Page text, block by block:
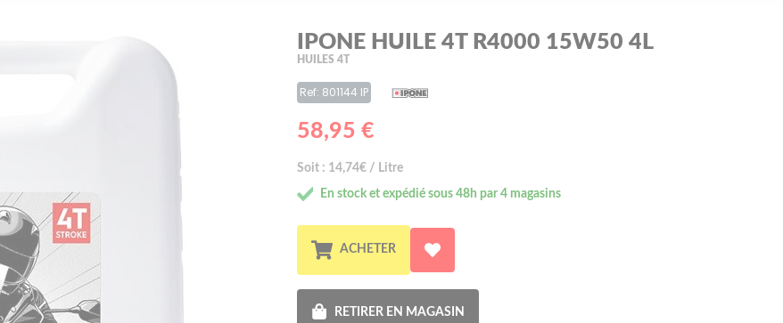
IPONE HUILE 4T R4000 15W50 4L
HUILES 4T
Ref: 801144 IP
58,95 €
Soit : 14,74€ / Litre
En stock et expédié sous 48h par 4 magasins
ACHETER
RETIRER EN MAGASIN